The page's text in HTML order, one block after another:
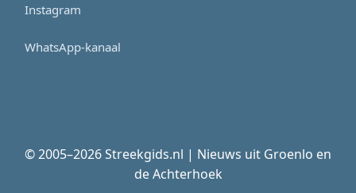
Instagram
WhatsApp-kanaal
© 2005–2026 Streekgids.nl | Nieuws uit Groenlo en
de Achterhoek